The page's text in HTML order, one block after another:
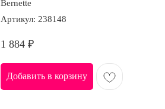
Bernette
Артикул: 238148
1 884 ₽
Добавить в корзину